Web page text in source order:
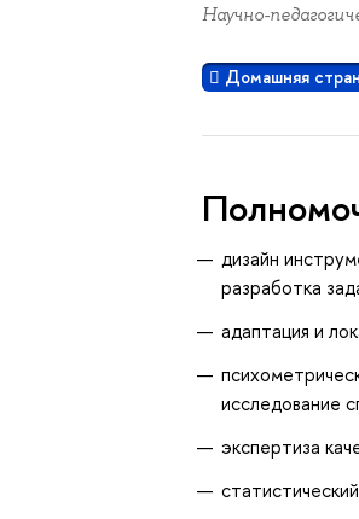
Научно-
Домашняя
дизайн
разработка
адаптация и
исследование
экспертиза